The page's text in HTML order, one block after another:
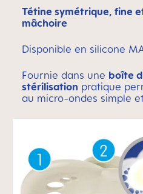
Tétine symétrique, fine
mâchoire
Disponible en silicone
Fournie dans une boîte
stérilisation pratique
au micro-ondes simple